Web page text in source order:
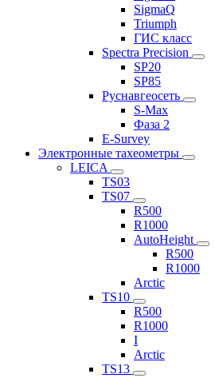
SigmaQ
Triumph
ГИС класс
Spectra Precision
SP20
SP85
Руснавгеосеть
S-Max
Фаза 2
E-Survey
Электронные тахеометры
LEICA
TS03
TS07
R500
R1000
AutoHeight
R500
R1000
Arctic
TS10
R500
R1000
I
Arctic
TS13